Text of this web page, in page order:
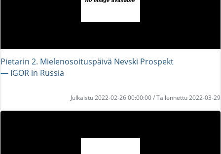
Pietarin 2. Mielenosoituspäivä Nevski Prospekt
― IGOR in Russia
Julkaistu 2022-02-26 00:00:00 / Tallennettu 2022-03-29